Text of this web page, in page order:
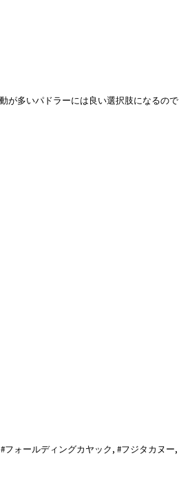
が多いパドラーには良い選択肢になるので
フォールディングカヤック, #フジタカヌー,